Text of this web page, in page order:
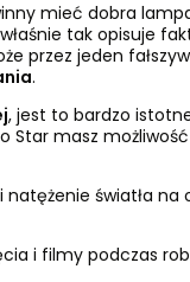
mieć dobra
tak opisuje
przez jeden
.
, jest to bardzo
Star masz
światła
i filmy podczas